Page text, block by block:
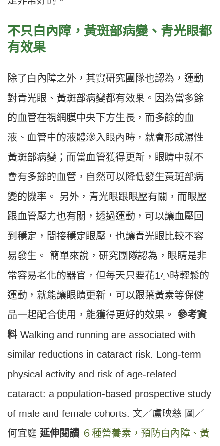
不只白內障，黃斑部病變、青光眼都
有效果
除了白內障之外，其實研究團隊也認為，運動
對青光眼、黃斑部病變都有效果。因為當多餘
的血管在視網膜中央下方生長，而多餘的血
液、血管中的液體滲入眼內時，就會形成濕性
黃斑部病變；而當血管獲得更新，眼睛中就不
會有多餘的血管，自然可以降低發生黃斑部病
變的機率。 另外，青光眼跟眼壓有關，而眼壓
跟血管壓力也有關，透過運動，可以讓血壓回
到穩定，間接穩定眼壓，也讓青光眼比較不容
易發生。 簡單來說，研究團隊認為，眼睛是非
常容易老化的器官，但每天只要花1小時輕鬆的
運動，就能讓眼睛更新，可以跟葉黃素等保健
品一起配合使用，能獲得更好的效果。 參考資
料 Walking and running are associated with
similar reductions in cataract risk. Long-term
physical activity and risk of age-related
cataract: a population-based prospective study
of male and female cohorts. 文／盧映慈 圖／
何宜庭 延伸閱讀 ６種營養素，預防白內障、黃